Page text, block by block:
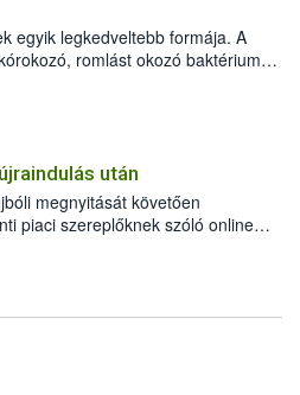
egyik legkedveltebb formája. A
romlást okozó baktériumok
kedvez. A szabadtéri sütögetés
sütési technikáról szól: legalább
a megfelelő hőkezelés, valamint a
A Nemzeti Élelmiszerlánc-
Programja összegyűjtötte a
tudnivalóit.
után
megnyitását követően
piaci szereplőknek szóló online